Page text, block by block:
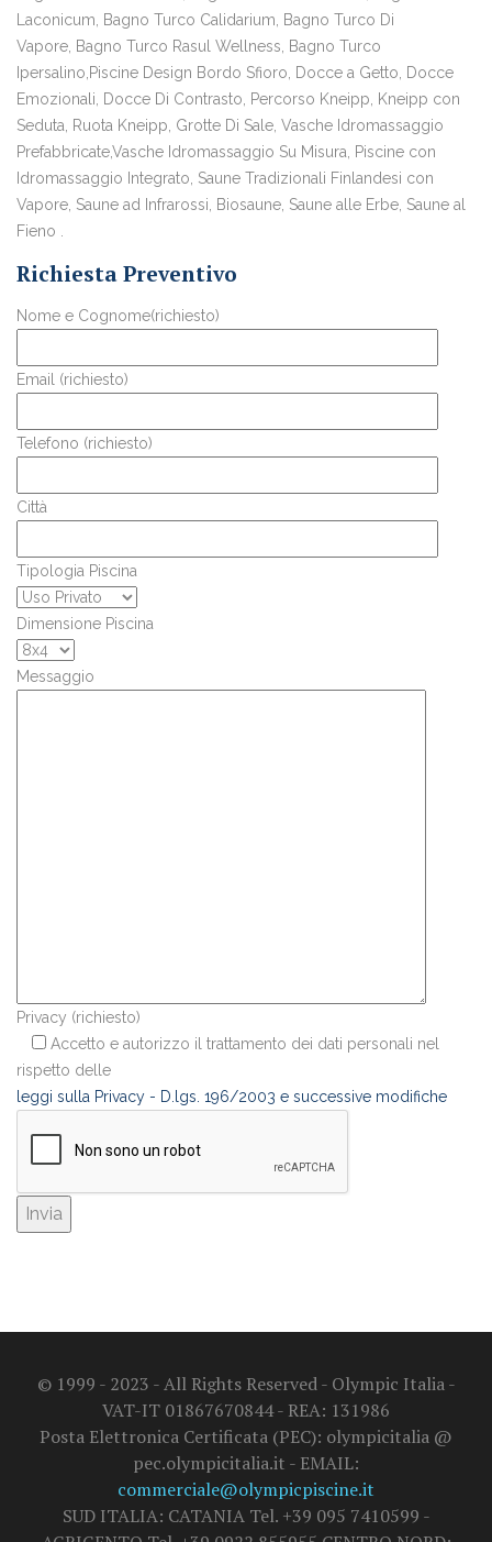
Laconicum, Bagno Turco Calidarium, Bagno Turco Di
Vapore, Bagno Turco Rasul Wellness, Bagno Turco
Ipersalino,Piscine Design Bordo Sfioro, Docce a Getto, Docce
Emozionali, Docce Di Contrasto, Percorso Kneipp, Kneipp con
Seduta, Ruota Kneipp, Grotte Di Sale, Vasche Idromassaggio
Prefabbricate,Vasche Idromassaggio Su Misura, Piscine con
Idromassaggio Integrato, Saune Tradizionali Finlandesi con
Vapore, Saune ad Infrarossi, Biosaune, Saune alle Erbe, Saune al
Fieno .
Richiesta Preventivo
Nome e Cognome(richiesto)
Email (richiesto)
Telefono (richiesto)
Città
Tipologia Piscina
Dimensione Piscina
Messaggio
Privacy (richiesto)
Accetto e autorizzo il trattamento dei dati personali nel
rispetto delle
leggi sulla Privacy - D.lgs. 196/2003 e successive modifiche
© 1999 - 2023 - All Rights Reserved - Olympic Italia -
VAT-IT 01867670844 - REA: 131986
Posta Elettronica Certificata (PEC): olympicitalia @
pec.olympicitalia.it - EMAIL:
commerciale@olympicpiscine.it
SUD ITALIA: CATANIA Tel. +39 095 7410599 -